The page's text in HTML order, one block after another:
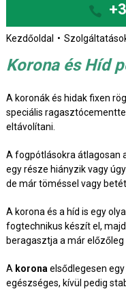
Kezdőoldal
Korona és Híd
A koronák és hidak fixen
speciális
eltávolítani.
A fogpótlásokra átlagosan
egy része hiányzik vagy
de már töméssel vagy
A korona és a híd is egy
fogtechnikus készít el,
beragasztja a már
A korona elsődlegesen
egészséges, kívül pedig